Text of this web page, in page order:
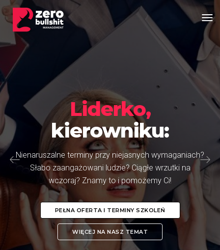
Liderko,
kierowniku:
Nienaruszalne terminy przy niejasnych wymaganiach?
Słabo zaangażowani ludzie? Ciągłe wrzutki na
wczoraj? Znamy to i pomożemy Ci!
PEŁNA OFERTA I TERMINY SZKOLEŃ
WIĘCEJ NA NASZ TEMAT